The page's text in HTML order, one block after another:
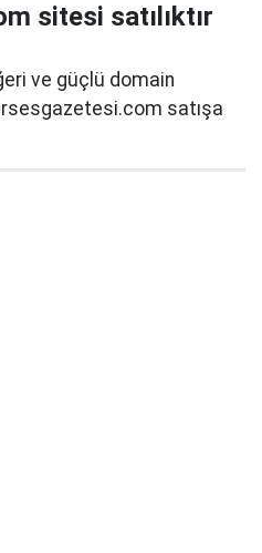
sitesi satılıktır
ve güçlü domain
satışa